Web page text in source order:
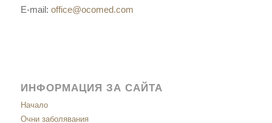
E-mail: office@ocomed.com
ИНФОРМАЦИЯ ЗА САЙТА
Начало
Очни заболявания